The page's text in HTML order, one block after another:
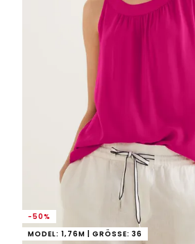
-50%
MODEL: 1,76M | GRÖSSE: 36